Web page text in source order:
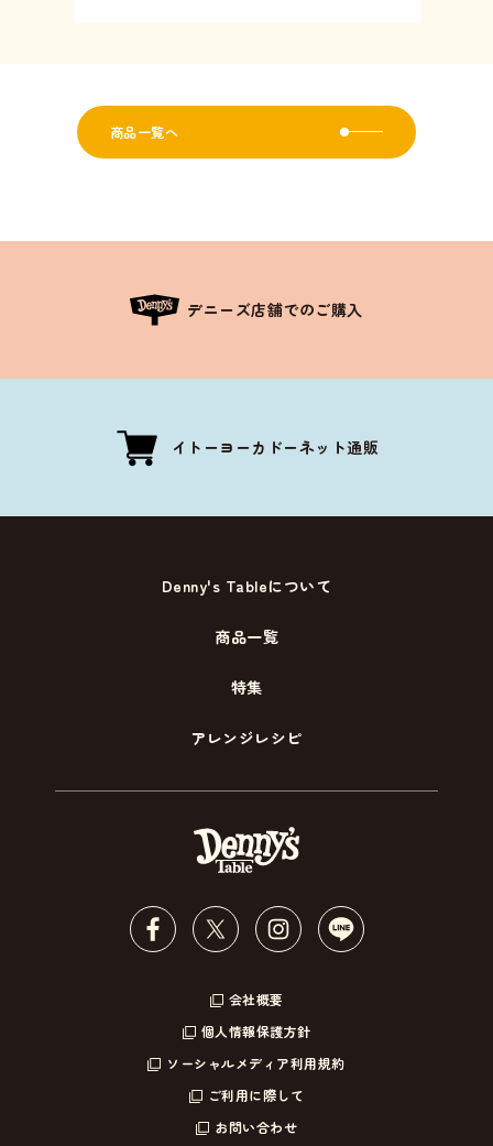
商品一覧へ
デニーズ店舗でのご購入
イトーヨーカドーネット通販
Denny's Tableについて
商品一覧
特集
アレンジレシピ
会社概要
個人情報保護方針
ソーシャルメディア利用規約
ご利用に際して
お問い合わせ